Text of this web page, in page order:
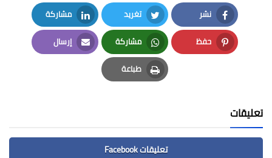
نشر
Facebook
تغريد
Twitter
مشاركة
LinkedIn
حفظ
Pinterest
مشاركة
Whatsapp
إرسال
Email
طباعة
Print
تعليقات
تعليقات Facebook